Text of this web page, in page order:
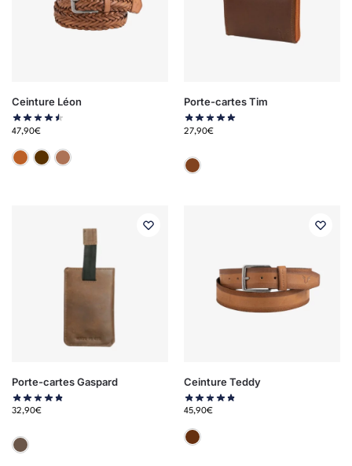
Ceinture Léon
47,90€
Porte-cartes Tim
27,90€
Porte-cartes Gaspard
32,90€
Ceinture Teddy
45,90€